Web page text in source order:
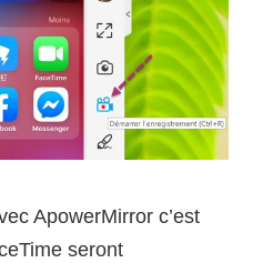
ApowerMirror c’est
seront